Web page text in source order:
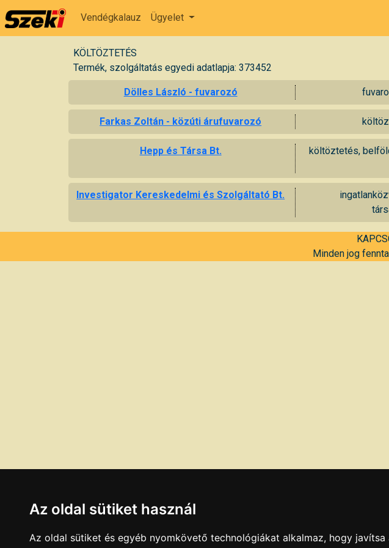
Vendégkalauz Ügyelet
KÖLTÖZTETÉS
Termék, szolgáltatás egyedi adatlapja: 373452
Dölles László - fuvarozó
Farkas Zoltán - közúti árufuvarozó
Hepp és Társa Bt.
költöztetés,
Investigator Kereskedelmi és Szolgáltató Bt.
Minden jog
Az oldal sütiket használ
Az oldal sütiket és egyéb nyomkövető technológiákat alkalmaz, hogy